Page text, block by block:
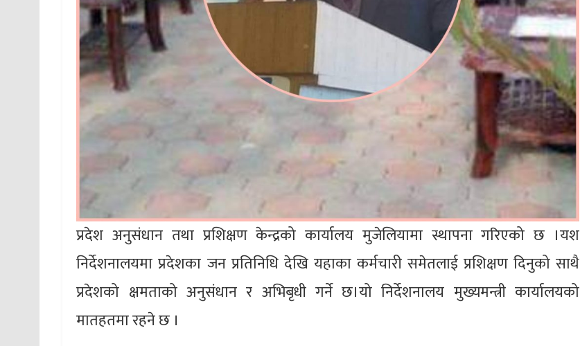
प्रदेश अनुसंधान तथा प्रशिक्षण केन्द्रको कार्यालय मुजेलियामा स्थापना गरिएको छ ।यश
निर्देशनालयमा प्रदेशका जन प्रतिनिधि देखि यहाका कर्मचारी समेतलाई प्रशिक्षण दिनुको साथै
प्रदेशको क्षमताको अनुसंधान र अभिबृधी गर्ने छ।यो निर्देशनालय मुख्यमन्त्री कार्यालयको
मातहतमा रहने छ ।